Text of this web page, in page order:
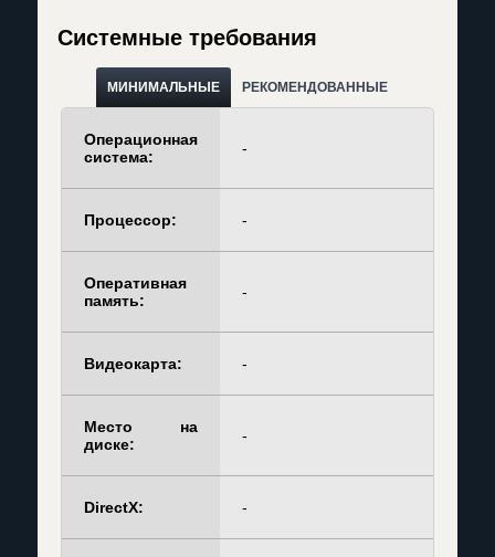
Системные требования
МИНИМАЛЬНЫЕ РЕКОМЕНДОВАННЫЕ
Операционная
система:
-
Процессор: -
Оперативная
память:
-
Видеокарта: -
Место на
диске:
-
DirectX: -